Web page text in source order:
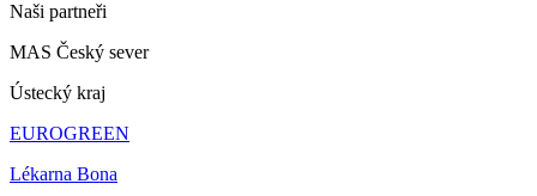
Naši partneři
MAS Český sever
Ústecký kraj
EUROGREEN
Lékarna Bona